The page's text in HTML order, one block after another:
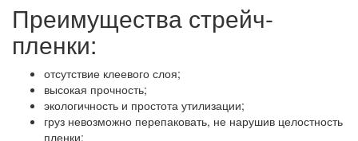
Преимущества стрейч-
пленки:
отсутствие клеевого слоя;
высокая прочность;
экологичность и простота утилизации;
груз невозможно перепаковать, не нарушив целостность
пленки;